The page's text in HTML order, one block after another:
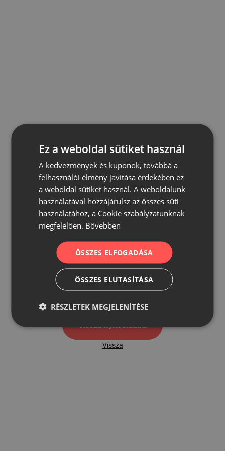
500
Vissza nyítóoldalra
Vissza
Ez a weboldal sütiket használ
A kedvezmények és kuponok, továbbá a
felhasználói élmény javítása érdekében ez
a weboldal sütiket használ. A weboldalunk
használatával hozzájárulsz az összes süti
használatához, a Cookie szabályzatunknak
megfelelően. Bővebben
ÖSSZES ELFOGADÁSA
ÖSSZES ELUTASÍTÁSA
RÉSZLETEK MEGJELENÍTÉSE